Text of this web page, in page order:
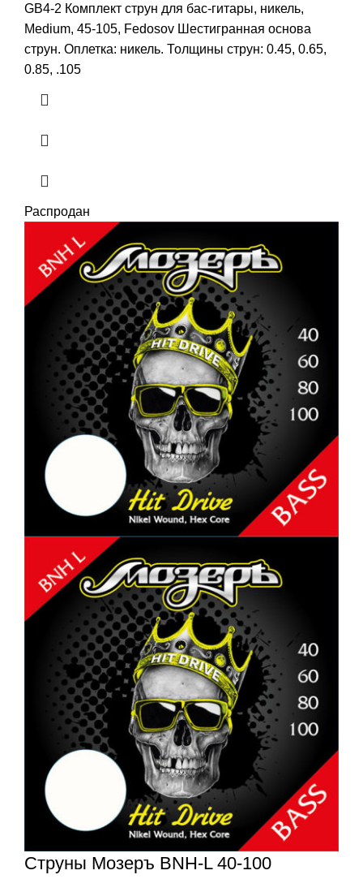
GB4-2 Комплект струн для бас-гитары, никель,
Medium, 45-105, Fedosov Шестигранная основа
струн. Оплетка: никель. Толщины струн: 0.45, 0.65,
0.85, .105
Распродан
Струны Мозеръ BNH-L 40-100